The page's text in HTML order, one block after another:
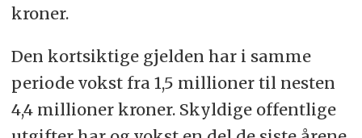
kroner.
Den kortsiktige gjelden har i samme
periode vokst fra 1,5 millioner til nesten
4,4 millioner kroner. Skyldige offentlige